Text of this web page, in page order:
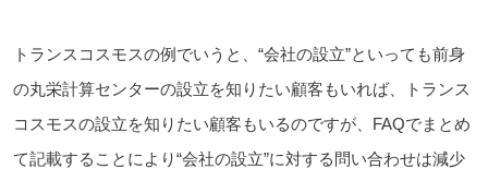
トランスコスモスの例でいうと、“会社の設立”といっても前身
の丸栄計算センターの設立を知りたい顧客もいれば、トランス
コスモスの設立を知りたい顧客もいるのですが、FAQでまとめ
て記載することにより“会社の設立”に対する問い合わせは減少